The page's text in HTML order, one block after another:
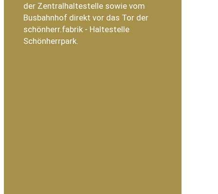
der Zentralhaltestelle sowie vom
Busbahnhof direkt vor das Tor der
schönherr.fabrik - Haltestelle
Schönherrpark.